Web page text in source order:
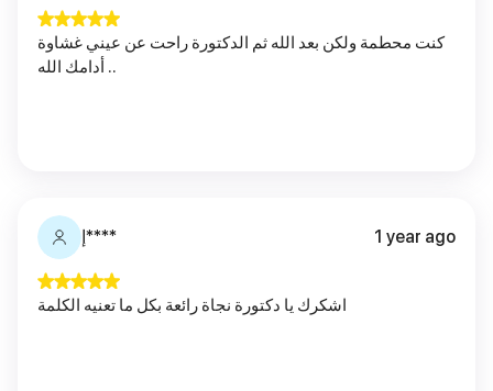
كنت محطمة ولكن بعد الله ثم الدكتورة راحت عن عيني غشاوة
.. أدامك الله
إ**** 1 year ago
اشكرك يا دكتورة نجاة رائعة بكل ما تعنيه الكلمة